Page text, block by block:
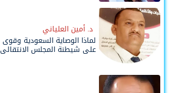
د. أمين العلياني
لماذا الوصاية السعودية
على شيطنة المجلس